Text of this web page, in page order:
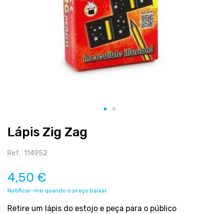
Lápis Zig Zag
Ref. 114952
4,50 €
Notificar-me quando o preço baixar
Retire um lápis do estojo e peça para o público
para
início
galeria
de